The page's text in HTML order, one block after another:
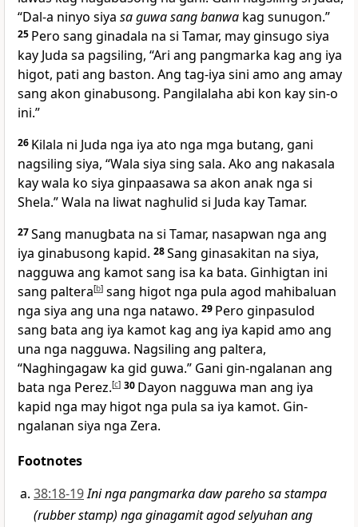
“Dal-a ninyo siya sa guwa sang banwa kag sunugon.”
25 Pero sang ginadala na si Tamar, may ginsugo siya
kay Juda sa pagsiling, “Ari ang pangmarka kag ang iya
higot, pati ang baston. Ang tag-iya sini amo ang amay
sang akon ginabusong. Pangilalaha abi kon kay sin-o
ini.”
26 Kilala ni Juda nga iya ato nga mga butang, gani
nagsiling siya, “Wala siya sing sala. Ako ang nakasala
kay wala ko siya ginpaasawa sa akon anak nga si
Shela.” Wala na liwat naghulid si Juda kay Tamar.
27Sang manugbata na si Tamar, nasapwan nga ang
iya ginabusong kapid. 28Sang ginasakitan na siya,
nagguwa ang kamot sang isa ka bata. Ginhigtan ini
sang paltera[b] sang higot nga pula agod mahibaluan
nga siya ang una nga natawo. 29 Pero ginpasulod
sang bata ang iya kamot kag ang iya kapid amo ang
una nga nagguwa. Nagsiling ang paltera,
“Naghingagaw ka gid guwa.” Gani gin-ngalanan ang
bata nga Perez.[c] 30 Dayon nagguwa man ang iya
kapid nga may higot nga pula sa iya kamot. Gin-
ngalanan siya nga Zera.
Footnotes
38:18-19Ini nga pangmarka daw pareho sa stampa
(rubber stamp) nga ginagamit agod selyuhan ang